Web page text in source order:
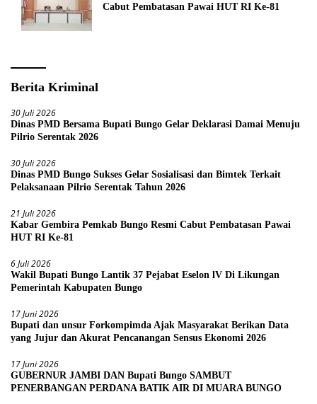
Cabut Pembatasan Pawai HUT RI Ke-81
Berita Kriminal
30 Juli 2026
Dinas PMD Bersama Bupati Bungo Gelar Deklarasi Damai Menuju
Pilrio Serentak 2026
30 Juli 2026
Dinas PMD Bungo Sukses Gelar Sosialisasi dan Bimtek Terkait
Pelaksanaan Pilrio Serentak Tahun 2026
21 Juli 2026
Kabar Gembira Pemkab Bungo Resmi Cabut Pembatasan Pawai
HUT RI Ke-81
6 Juli 2026
Wakil Bupati Bungo Lantik 37 Pejabat Eselon lV Di Likungan
Pemerintah Kabupaten Bungo
17 Juni 2026
Bupati dan unsur Forkompimda Ajak Masyarakat Berikan Data
yang Jujur dan Akurat Pencanangan Sensus Ekonomi 2026
17 Juni 2026
GUBERNUR JAMBI DAN Bupati Bungo SAMBUT
PENERBANGAN PERDANA BATIK AIR DI MUARA BUNGO